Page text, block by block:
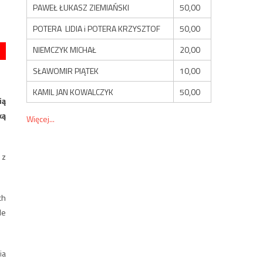
PAWEŁ ŁUKASZ ZIEMIAŃSKI
50,00
POTERA LIDIA i POTERA KRZYSZTOF
50,00
NIEMCZYK MICHAŁ
20,00
SŁAWOMIR PIĄTEK
10,00
KAMIL JAN KOWALCZYK
50,00
Więcej...